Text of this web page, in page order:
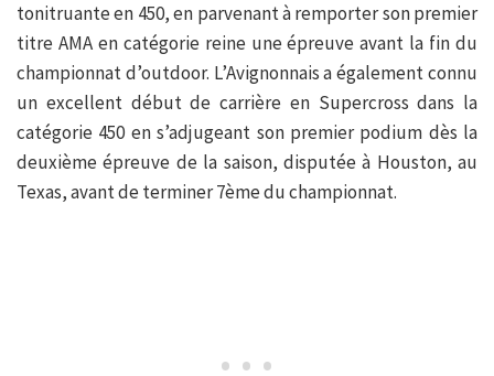
tonitruante en 450, en parvenant à remporter son premier
titre AMA en catégorie reine une épreuve avant la fin du
championnat d’outdoor. L’Avignonnais a également connu
un excellent début de carrière en Supercross dans la
catégorie 450 en s’adjugeant son premier podium dès la
deuxième épreuve de la saison, disputée à Houston, au
Texas, avant de terminer 7ème du championnat.